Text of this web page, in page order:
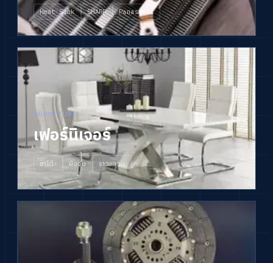
Heat Sink SHARP Panasonic
FURNITURE
เฟอร์นิเจอร์
ขาโต๊ะ มือจับ ราวแขวน